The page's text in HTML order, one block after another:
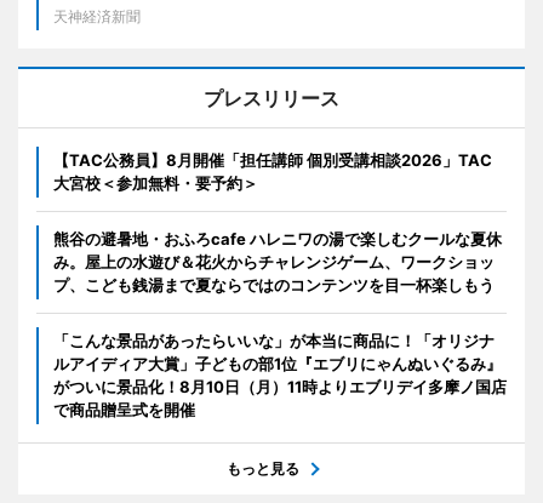
天神経済新聞
プレスリリース
【TAC公務員】8月開催「担任講師 個別受講相談2026」TAC
大宮校＜参加無料・要予約＞
熊谷の避暑地・おふろcafe ハレニワの湯で楽しむクールな夏休
み。屋上の水遊び＆花火からチャレンジゲーム、ワークショッ
プ、こども銭湯まで夏ならではのコンテンツを目一杯楽しもう
「こんな景品があったらいいな」が本当に商品に！「オリジナ
ルアイディア大賞」子どもの部1位『エブリにゃんぬいぐるみ』
がついに景品化！8月10日（月）11時よりエブリデイ多摩ノ国店
で商品贈呈式を開催
もっと見る